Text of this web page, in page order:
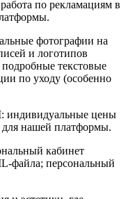
по рекламациям в
фотографии на
и логотипов
текстовые
по уходу (особенно
: индивидуальные цены
нашей платформы.
кабинет
файла; персональный